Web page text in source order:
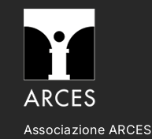
Associazione ARCES